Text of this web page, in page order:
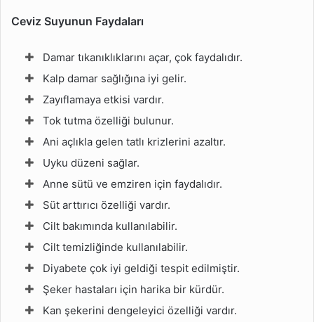
Ceviz Suyunun Faydaları
Damar tıkanıklıklarını açar, çok faydalıdır.
Kalp damar sağlığına iyi gelir.
Zayıflamaya etkisi vardır.
Tok tutma özelliği bulunur.
Ani açlıkla gelen tatlı krizlerini azaltır.
Uyku düzeni sağlar.
Anne sütü ve emziren için faydalıdır.
Süt arttırıcı özelliği vardır.
Cilt bakımında kullanılabilir.
Cilt temizliğinde kullanılabilir.
Diyabete çok iyi geldiği tespit edilmiştir.
Şeker hastaları için harika bir kürdür.
Kan şekerini dengeleyici özelliği vardır.